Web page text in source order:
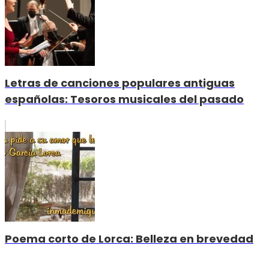
Letras de canciones populares antiguas
españolas: Tesoros musicales del pasado
Poema corto de Lorca: Belleza en brevedad